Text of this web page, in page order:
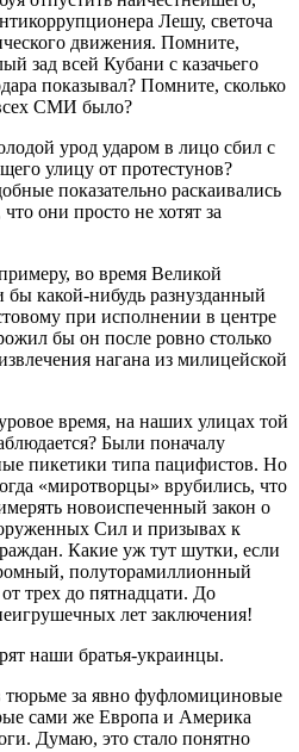
Лешу, светоча
движения. Помните,
зад всей Кубани с казачьего
показывал? Помните, сколько
СМИ было?
урод ударом в лицо сбил с
улицу от протестунов?
показательно раскаивались
они просто не хотят за
во время Великой
какой-нибудь разнузданный
при исполнении в центре
бы он после ровно столько
нагана из милицейской
время, на наших улицах той
Были поначалу
пикетики типа пацифистов. Но
«миротворцы» врубились, что
новоиспеченный закон о
Сил и призывах к
Какие уж тут шутки, если
полуторамиллионный
трех до пятнадцати. До
лет заключения!
наши братья-украинцы.
тюрьме за явно фуфломициновые
сами же Европа и Америка
Думаю, это стало понятно